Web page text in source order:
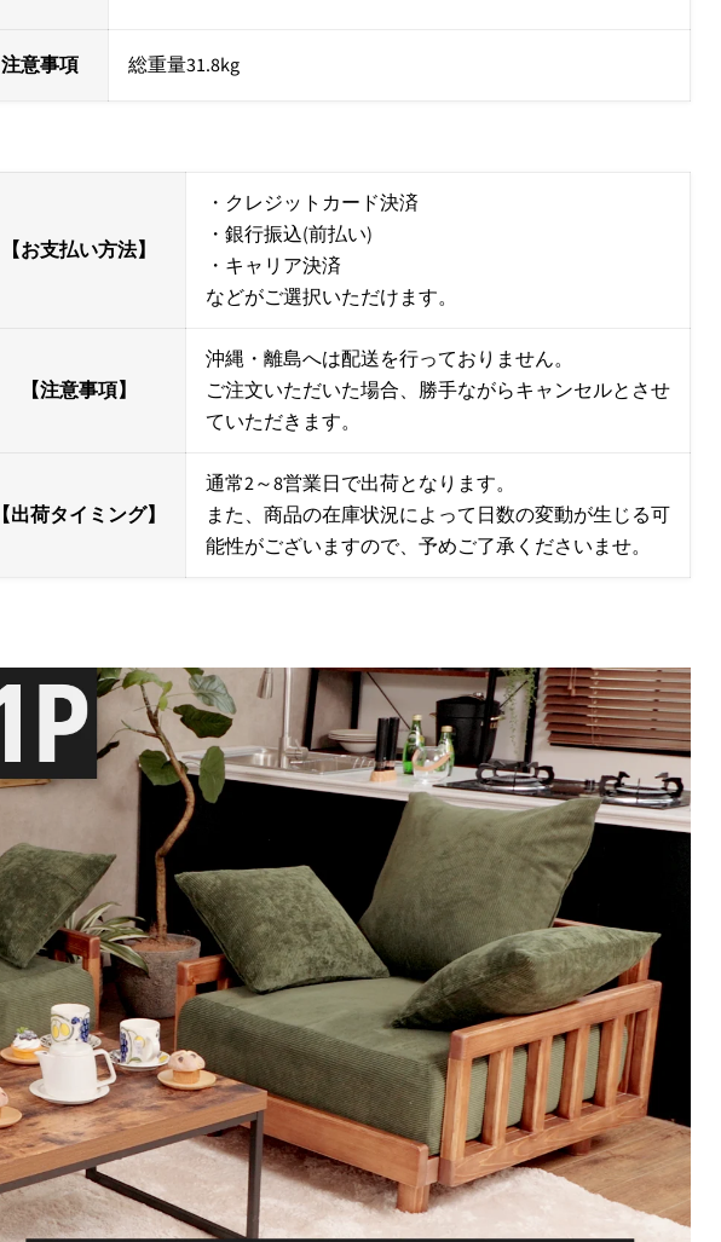
注意事項 総重量31.8kg
【お支払い方法】
・クレジットカード決済
・銀行振込(前払い)
・キャリア決済
などがご選択いただけます。
【注意事項】
沖縄・離島へは配送を行っておりません。
ご注文いただいた場合、勝手ながらキャンセルとさせ
ていただきます。
【出荷タイミング】
通常2～8営業日で出荷となります。
また、商品の在庫状況によって日数の変動が生じる可
能性がございますので、予めご了承くださいませ。